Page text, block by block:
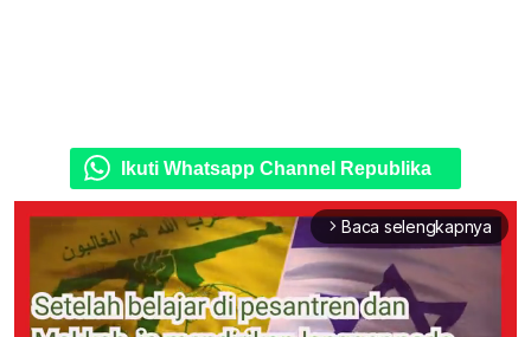
Ikuti Whatsapp Channel Republika
arrow_forward_ios Baca selengkapnya